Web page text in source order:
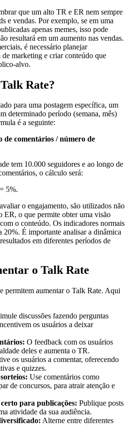
que um alto TR e ER nem sempre
e vendas. Por exemplo, se em uma
apenas memes, isso pode
resultará em um aumento nas vendas.
é necessário planejar
de marketing e criar conteúdo que
alvo.
Rate?
para uma postagem específica, um
determinado período (semana, mês)
é a seguinte:
comentários / número de
tem 10.000 seguidores e ao longo de
o cálculo será:
5%.
o engajamento, são utilizados não
ER, o que permite obter uma visão
o conteúdo. Os indicadores normais
É importante analisar a dinâmica
em diferentes períodos de
o Talk Rate
permitem aumentar o Talk Rate. Aqui
discussões fazendo perguntas
os usuários a deixar
O feedback com os usuários
deles e aumenta o TR.
os usuários a comentar, oferecendo
e quizzes.
Use comentários como
de concursos, para atrair atenção e
para publicações: Publique posts
atividade da sua audiência.
Alterne entre diferentes